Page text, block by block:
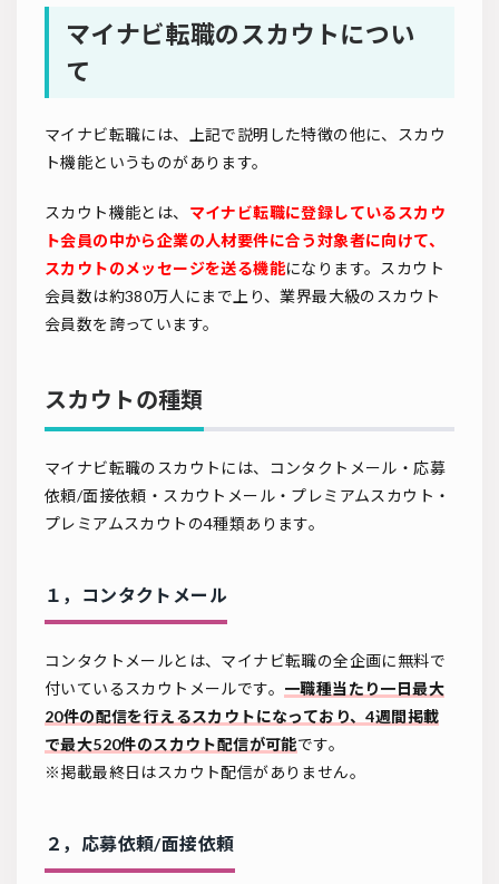
マイナビ転職のスカウトについ
て
マイナビ転職には、上記で説明した特徴の他に、スカウ
ト機能というものがあります。
スカウト機能とは、 マイナビ転職に登録しているスカウ
ト会員の中から企業の人材要件に合う対象者に向けて、
スカウトのメッセージを送る機能になります。スカウト
会員数は約380万人にまで上り、業界最大級のスカウト
会員数を誇っています。
スカウトの種類
マイナビ転職のスカウトには、コンタクトメール・応募
依頼/面接依頼・スカウトメール・プレミアムスカウト・
プレミアムスカウトの4種類あります。
１，コンタクトメール
コンタクトメールとは、マイナビ転職の全企画に無料で
付いているスカウトメールです。 一職種当たり一日最大
20件の配信を行えるスカウトになっており、4週間掲載
で最大520件のスカウト配信が可能です。
※掲載最終日はスカウト配信がありません。
２，応募依頼/面接依頼